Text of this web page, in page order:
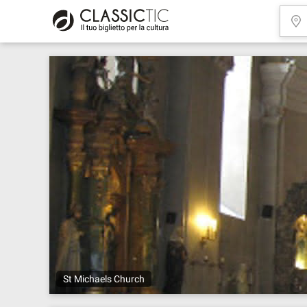
St Michaels Church